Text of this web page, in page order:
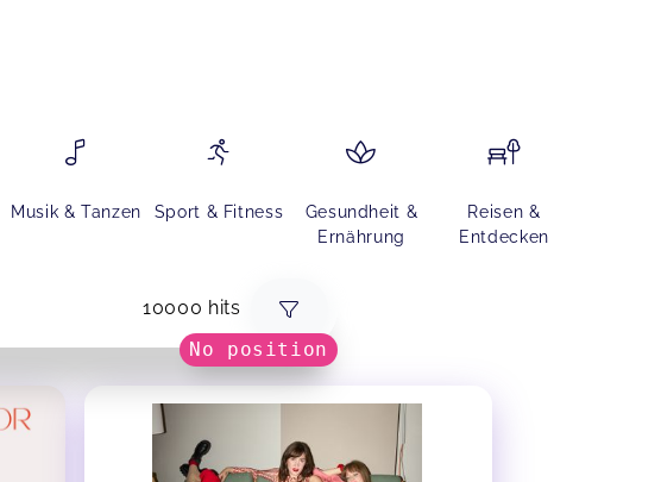
Musik & Tanzen Sport & Fitness
Gesundheit &
Ernährung
Reisen &
Entdecken
10000 hits
No position